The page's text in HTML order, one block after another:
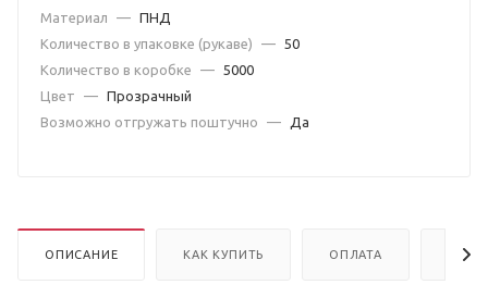
Материал — ПНД
Количество в упаковке (рукаве)
— 50
Количество в коробке
— 5000
Цвет
— Прозрачный
Возможно отгружать поштучно
— Да
ОПИСАНИЕ КАК КУПИТЬ ОПЛАТА